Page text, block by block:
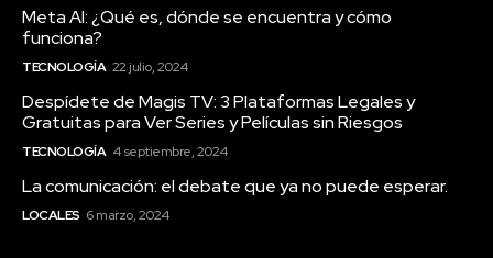
Meta AI: ¿Qué es, dónde se encuentra y cómo
funciona?
TECNOLOGÍA 22 julio, 2024
Despídete de Magis TV: 3 Plataformas Legales y
Gratuitas para Ver Series y Películas sin Riesgos
TECNOLOGÍA 4 septiembre, 2024
La comunicación: el debate que ya no puede esperar.
LOCALES 6 marzo, 2024